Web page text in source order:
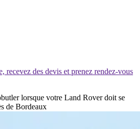
recevez des devis et prenez rendez-vous
lorsque votre Land Rover doit se
de Bordeaux